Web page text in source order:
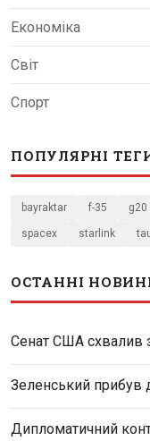
Економіка
Світ
Спорт
ПОПУЛЯРНІ
bayraktar f-35 g20
spacex starlink
ОСТАННІ
Сенат США схвалив
Зеленський прибув
Дипломатичний